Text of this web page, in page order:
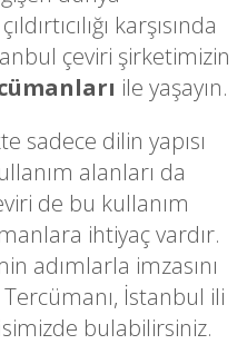
karşısında
çeviri şirketimizin
ile yaşayın.
sadece dilin yapısı
alanları da
de bu kullanım
ihtiyaç vardır.
adımlarla imzasını
İstanbul ili
bulabilirsiniz.